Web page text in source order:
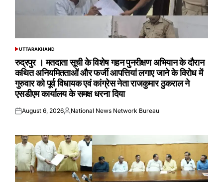
POSTED
UTTARAKHAND
रुद्रपुर । मतदाता सूची के विशेष गहन पुनरीक्षण अभियान के दौरान
कथित अनियमितताओं और फर्जी आपत्तियां लगाए जाने के विरोध में
गुरुवार को पूर्व विधायक एवं कांग्रेस नेता राजकुमार ठुकराल ने
एसडीएम कार्यालय के समक्ष धरना दिया
Posted
August 6, 2026Posted
National News Network Bureau